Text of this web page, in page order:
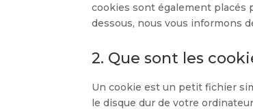
cookies sont également placés
dessous, nous vous informons
2. Que sont les
Un cookie est un petit fichier
le disque dur de votre